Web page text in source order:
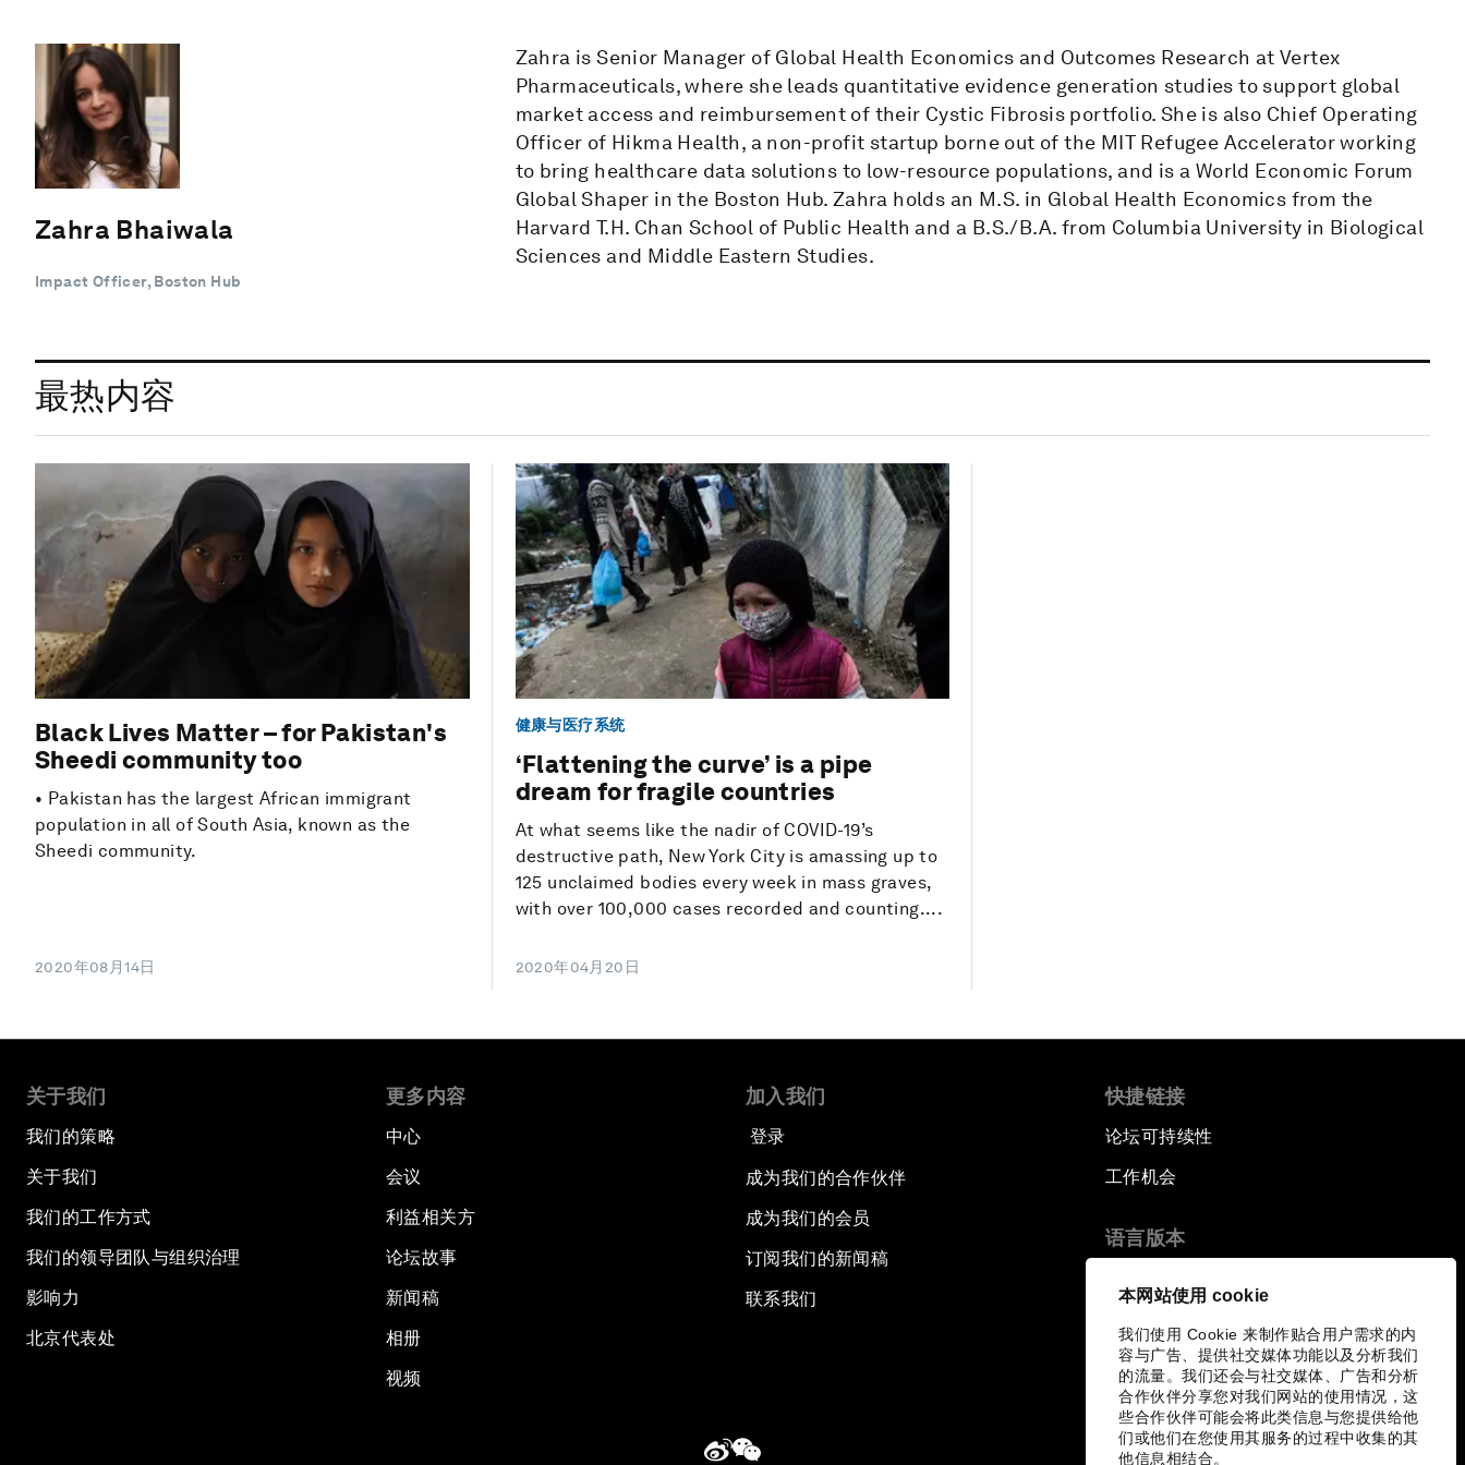
本网站使用 cookie
我们使用 Cookie 来制作贴合用户需求的内
容与广告、提供社交媒体功能以及分析我们
的流量。我们还会与社交媒体、广告和分析
合作伙伴分享您对我们网站的使用情况，这
些合作伙伴可能会将此类信息与您提供给他
们或他们在您使用其服务的过程中收集的其
他信息相结合。
Zahra Bhaiwala
Impact Officer, Boston Hub
Zahra is Senior Manager of Global Health Economics and Outcomes Research at Vertex
Pharmaceuticals, where she leads quantitative evidence generation studies to support global
market access and reimbursement of their Cystic Fibrosis portfolio. She is also Chief Operating
Officer of Hikma Health, a non-profit startup borne out of the MIT Refugee Accelerator working
to bring healthcare data solutions to low-resource populations, and is a World Economic Forum
Global Shaper in the Boston Hub. Zahra holds an M.S. in Global Health Economics from the
Harvard T.H. Chan School of Public Health and a B.S./B.A. from Columbia University in Biological
Sciences and Middle Eastern Studies.
最热内容
Black Lives Matter – for Pakistan's
Sheedi community too
• Pakistan has the largest African immigrant
population in all of South Asia, known as the
Sheedi community.
2020年08月14日
健康与医疗系统
‘Flattening the curve’ is a pipe
dream for fragile countries
At what seems like the nadir of COVID-19’s
destructive path, New York City is amassing up to
125 unclaimed bodies every week in mass graves,
with over 100,000 cases recorded and counting....
2020年04月20日
关于我们
我们的策略
关于我们
我们的工作方式
我们的领导团队与组织治理
影响力
北京代表处
更多内容
中心
会议
利益相关方
论坛故事
新闻稿
相册
视频
加入我们
登录
成为我们的合作伙伴
成为我们的会员
订阅我们的新闻稿
联系我们
快捷链接
论坛可持续性
工作机会
语言版本